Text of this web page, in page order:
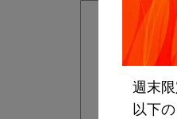
同じ商
会員登録(無
マイページ
以前買った
お気に入り
すぐにご注
週末
以下